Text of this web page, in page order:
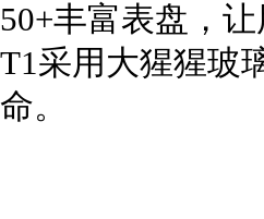
50+丰富表盘，
T1采用大猩猩玻
命。